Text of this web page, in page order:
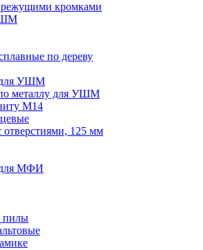
режущими кромками
по дереву
для УШМ
металлу для УШМ
M14
125 мм
МФИ
пилы